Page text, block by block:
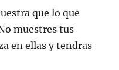
que lo que
muestres tus
en ellas y tendras